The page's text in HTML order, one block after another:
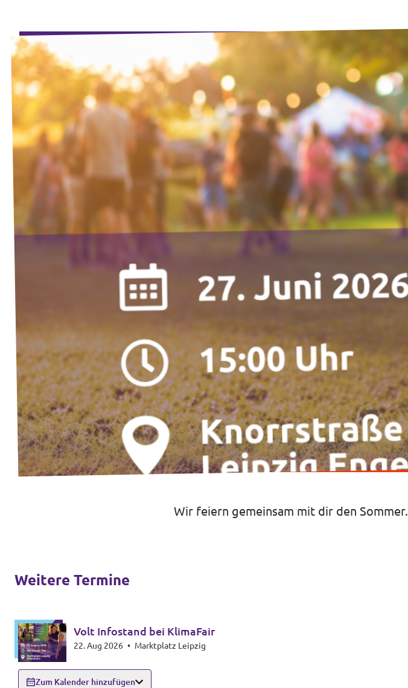
Volt Deutschland Merchandise Shop
Presse
Mache bei uns mit!
Volt vor Ort
Deine Spende für Volt!
Jobs bei Volt
Transparenz
Datenschutz
Impressum
Wir feiern gemeinsam mit dir den Sommer.
Weitere Termine
Volt Infostand bei KlimaFair
22. Aug 2026 • Marktplatz Leipzig
Zum Kalender hinzufügen